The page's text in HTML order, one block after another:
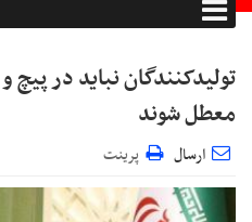
تولیدکنندگان نباید در
معطل شوند
ارسال پرینت